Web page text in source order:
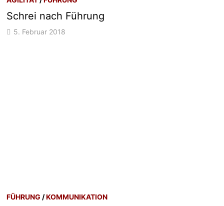
Schrei nach Führung
5. Februar 2018
FÜHRUNG /KOMMUNIKATION